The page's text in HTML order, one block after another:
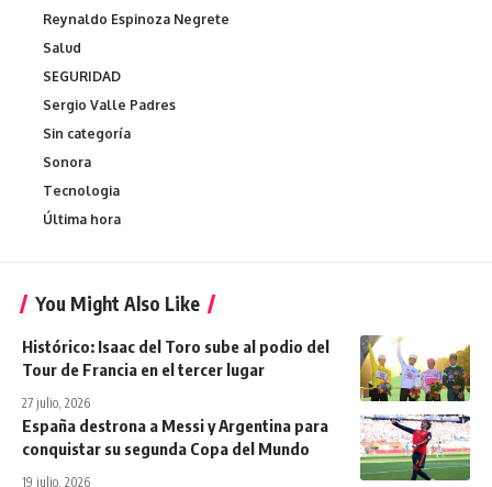
Reynaldo Espinoza Negrete
Salud
SEGURIDAD
Sergio Valle Padres
Sin categoría
Sonora
Tecnologia
Última hora
You Might Also Like
Histórico: Isaac del Toro sube al podio del
Tour de Francia en el tercer lugar
27 julio, 2026
España destrona a Messi y Argentina para
conquistar su segunda Copa del Mundo
19 julio, 2026